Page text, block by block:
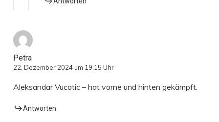
Petra
22. Dezember 2024 um 19:15 Uhr
Aleksandar Vucotic – hat vorne und hinten gekämpft.
Antworten